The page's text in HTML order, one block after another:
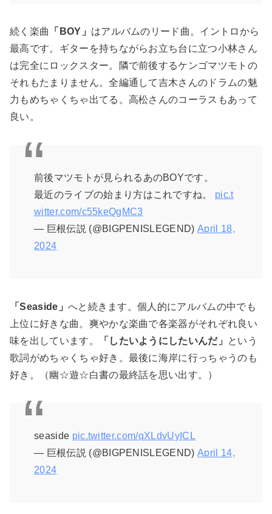
続く楽曲 「BOY」 はアルバムのリード曲。イントロから
最高です。ギターを持ちながらお立ち台に立つ小林さん
は完全にロックスター。隣で前後するケンゴマツモトの
それもたまりません。全編通して吉木さんのドラムの魅
力もめちゃくちゃ出てる。高松さんのコーラスもあって
良い。
前後マツモトが見られるあのBOYです。
最近のライブの始まり方はこれですね。 pic.t
witter.com/c55keQgMC3
— 巨根伝説 (@BIGPENISLEGEND)April 18,
2024
「Seaside」 へと続きます。個人的にアルバムの中でも
上位に好きな曲。爽やかな楽曲で各楽器がそれぞれ良い
味を出しています。
「したいようにしたいんだ」
という
歌詞がめちゃくちゃ好き。最後に海岸に行っちゃうのも
好き。（幽☆遊☆白書の最終話を思い出す。）
seaside pic.twitter.com/qXLdvUyICL
— 巨根伝説 (@BIGPENISLEGEND)April 14,
2024